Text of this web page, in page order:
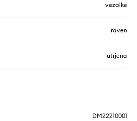
vezalke
raven
utrjena
DM22210001